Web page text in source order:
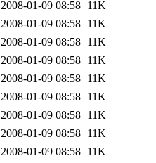
2008-01-09 08:58 11K
2008-01-09 08:58 11K
2008-01-09 08:58 11K
2008-01-09 08:58 11K
2008-01-09 08:58 11K
2008-01-09 08:58 11K
2008-01-09 08:58 11K
2008-01-09 08:58 11K
2008-01-09 08:58 11K